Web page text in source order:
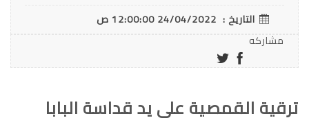
التاريخ : 24/04/2022 12:00:00 ص
مشاركه
ترقية القمصية على يد قداسة البابا